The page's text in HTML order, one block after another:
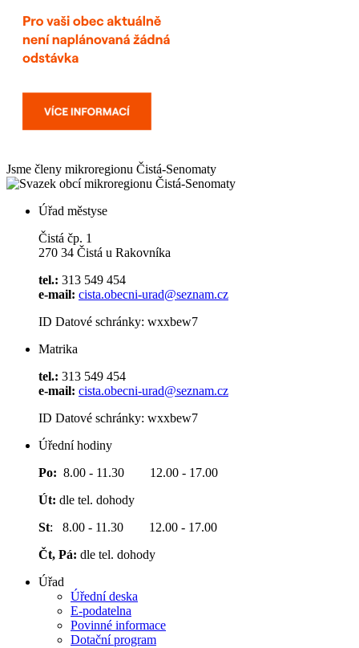
Jsme členy mikroregionu Čistá-Senomaty
Úřad městyse
Čistá čp. 1
270 34 Čistá u Rakovníka
tel.: 313 549 454
e-mail: cista.obecni-urad@seznam.cz
ID Datové schránky: wxxbew7
Matrika
tel.: 313 549 454
e-mail: cista.obecni-urad@seznam.cz
ID Datové schránky: wxxbew7
Úřední hodiny
Po: 8.00 - 11.30 12.00 - 17.00
Út: dle tel. dohody
St: 8.00 - 11.30 12.00 - 17.00
Čt, Pá: dle tel. dohody
Úřad
Úřední deska
E-podatelna
Povinné informace
Dotační program